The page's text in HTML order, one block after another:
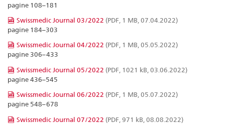
pagine 108–181
Swissmedic Journal 03/2022 (PDF, 1 MB, 07.04.2022)
pagine 184–303
Swissmedic Journal 04/2022 (PDF, 1 MB, 05.05.2022)
pagine 306–433
Swissmedic Journal 05/2022 (PDF, 1021 kB, 03.06.2022)
pagine 436–545
Swissmedic Journal 06/2022 (PDF, 1 MB, 05.07.2022)
pagine 548–678
Swissmedic Journal 07/2022 (PDF, 971 kB, 08.08.2022)